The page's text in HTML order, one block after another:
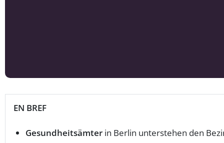
EN BREF
Gesundheitsämter in Berlin unterstehen den